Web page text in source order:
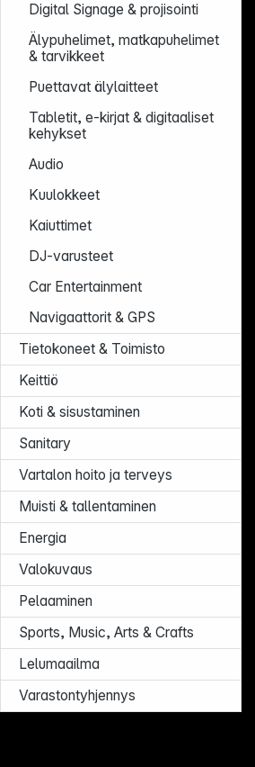
Digital Signage & projisointi
Älypuhelimet, matkapuhelimet
& tarvikkeet
Puettavat älylaitteet
Tabletit, e-kirjat & digitaaliset
kehykset
Audio
Kuulokkeet
Kaiuttimet
DJ-varusteet
Car Entertainment
Navigaattorit & GPS
Tietokoneet & Toimisto
Keittiö
Koti & sisustaminen
Sanitary
Vartalon hoito ja terveys
Muisti & tallentaminen
Energia
Valokuvaus
Pelaaminen
Sports, Music, Arts & Crafts
Lelumaailma
Varastontyhjennys